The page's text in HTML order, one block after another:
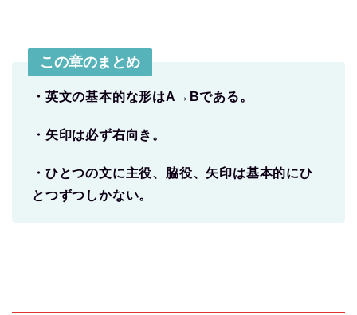
この章のまとめ
・英文の基本的な形はA→Bである。
・矢印は必ず右向き。
・ひとつの文に主役、脇役、矢印は基本的にひ
とつずつしかない。